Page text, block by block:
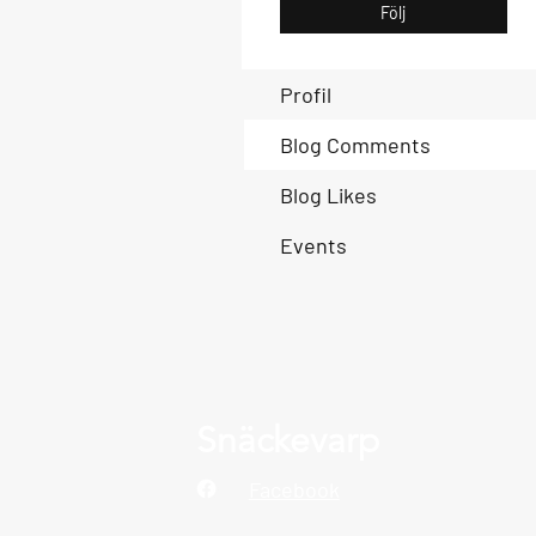
Följ
Profil
Blog Comments
Blog Likes
Events